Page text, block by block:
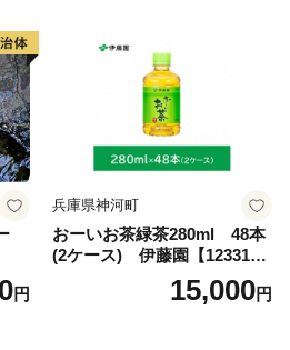
円
兵庫県神河町
おーいお茶緑茶280ml 48本
(2ケース) 伊藤園【123317
15,000円